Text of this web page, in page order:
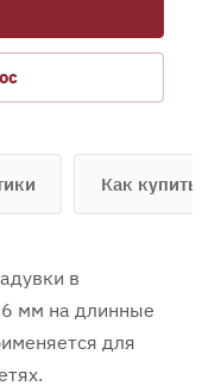
Как купить
в
мм на длинные
для